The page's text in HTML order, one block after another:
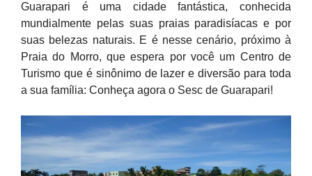
Guarapari é uma cidade fantástica, conhecida
mundialmente pelas suas praias paradisíacas e por
suas belezas naturais. E é nesse cenário, próximo à
Praia do Morro, que espera por você um Centro de
Turismo que é sinônimo de lazer e diversão para toda
a sua família: Conheça agora o Sesc de Guarapari!